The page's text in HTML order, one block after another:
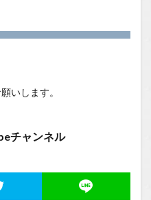
いします。
チャンネル